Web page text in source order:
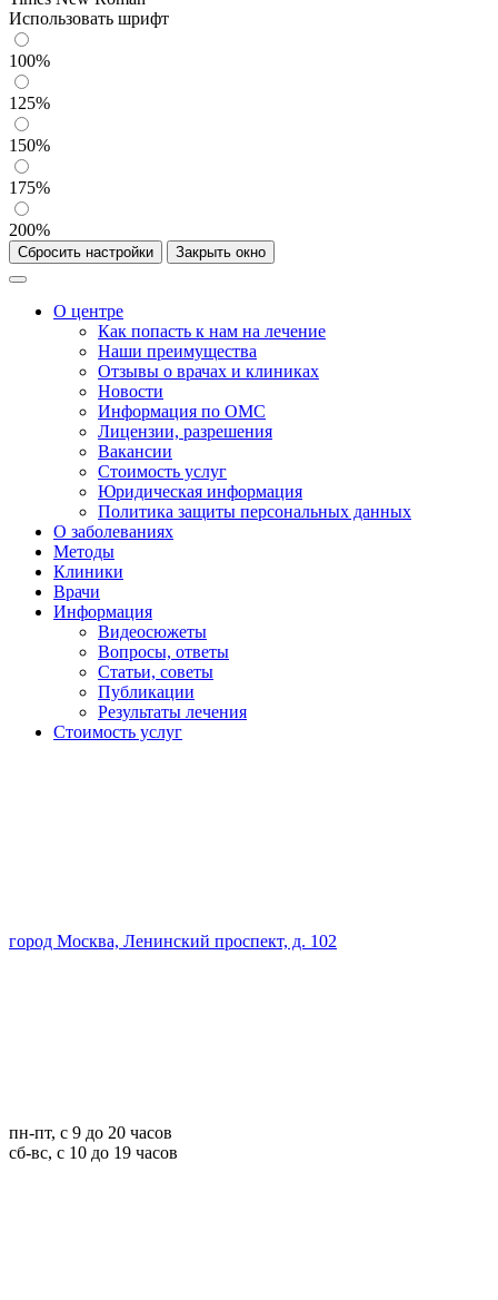
Использовать шрифт
100%
125%
150%
175%
200%
Сбросить настройки Закрыть окно
О центре
Как попасть к нам на лечение
Наши преимущества
Отзывы о врачах и клиниках
Новости
Информация по ОМС
Лицензии, разрешения
Вакансии
Стоимость услуг
Юридическая информация
Политика защиты персональных данных
О заболеваниях
Методы
Клиники
Врачи
Информация
Видеосюжеты
Вопросы, ответы
Статьи, советы
Публикации
Результаты лечения
Стоимость услуг
город Москва, Ленинский проспект, д. 102
пн-пт, с 9 до 20 часов
сб-вс, с 10 до 19 часов